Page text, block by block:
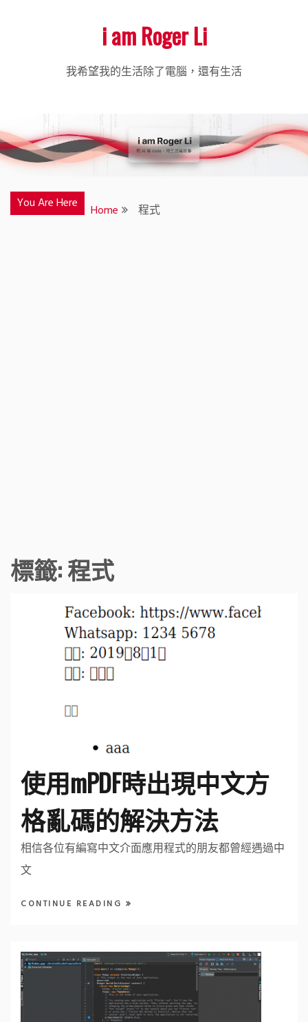
i am Roger Li
我希望我的生活除了電腦，還有生活
You Are Here Home 程式
標籤:程式
使用mPDF時出現中文方
格亂碼的解決方法
相信各位有編寫中文介面應用程式的朋友都曾經遇過中
文
CONTINUE READING